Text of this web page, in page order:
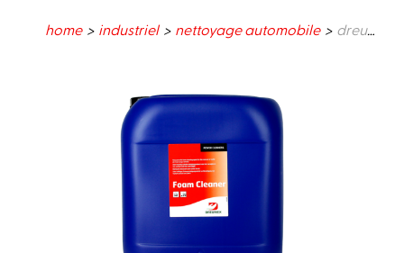
home industriel nettoyage automobile dreumex foam cleaner